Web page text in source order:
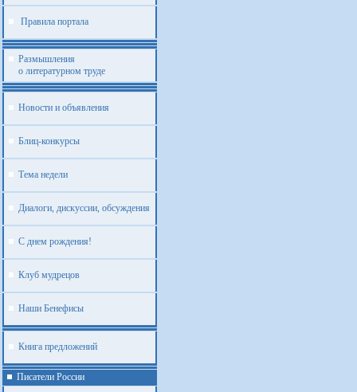
Правила портала
Размышления
о литературном труде
Новости и объявления
Блиц-конкурсы
Тема недели
Диалоги, дискуссии, обсуждения
С днем рождения!
Клуб мудрецов
Наши Бенефисы
Книга предложений
Писатели России